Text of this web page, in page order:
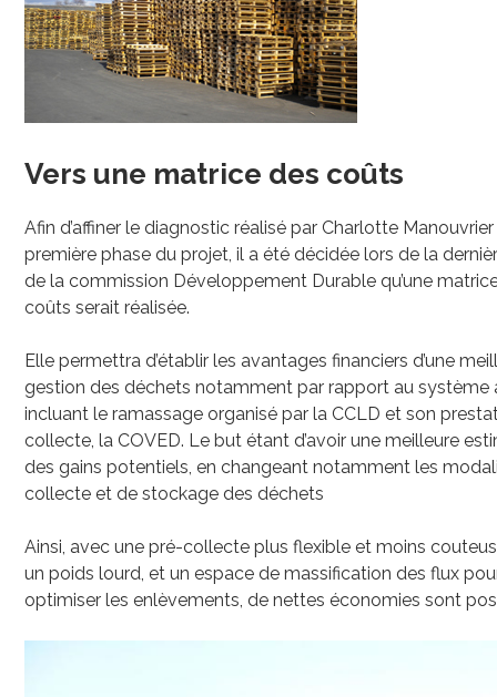
Vers une matrice des coûts
Afin d’affiner le diagnostic réalisé par Charlotte
première phase du projet, il a été décidée lors de la
de la commission Développement Durable qu’une
coûts serait réalisée.
Elle permettra d’établir les avantages financiers d’une
gestion des déchets notamment par rapport au système
incluant le ramassage organisé par la CCLD et son
collecte, la COVED. Le but étant d’avoir une meilleure
des gains potentiels, en changeant notamment les
collecte et de stockage des déchets
Ainsi, avec une pré-collecte plus flexible et moins
un poids lourd, et un espace de massification des flux
optimiser les enlèvements, de nettes économies sont